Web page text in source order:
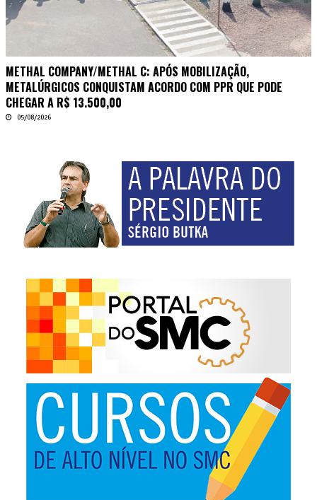
METHAL COMPANY/METHAL C: APÓS MOBILIZAÇÃO,
METALÚRGICOS CONQUISTAM ACORDO COM PPR QUE PODE
CHEGAR A R$ 13.500,00
05/08/2026